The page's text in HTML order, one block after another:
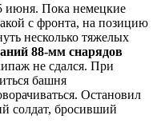
июня. Пока немецкие
с фронта, на позицию
несколько тяжелых
88-мм снарядов
не сдался. При
башня
Остановил
солдат, бросивший